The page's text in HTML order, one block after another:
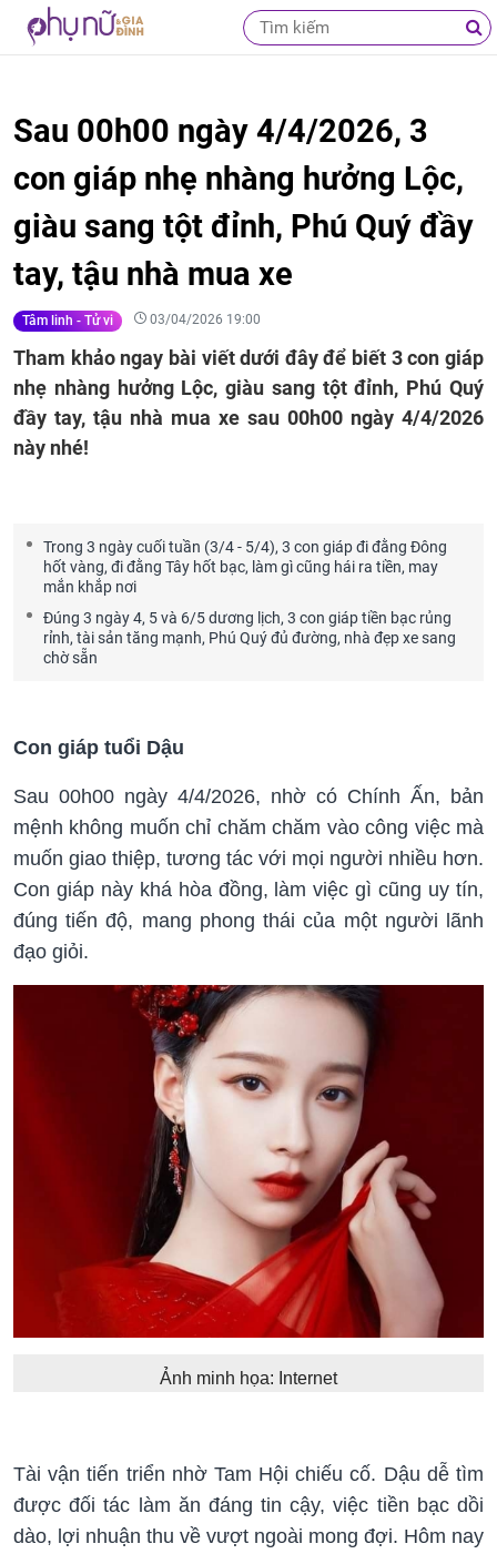
Sau 00h00 ngày 4/4/2026, 3
con giáp nhẹ nhàng hưởng Lộc,
giàu sang tột đỉnh, Phú Quý đầy
tay, tậu nhà mua xe
Tâm linh - Tử vi 03/04/2026 19:00
Tham khảo ngay bài viết dưới đây để biết 3 con giáp
nhẹ nhàng hưởng Lộc, giàu sang tột đỉnh, Phú Quý
đầy tay, tậu nhà mua xe sau 00h00 ngày 4/4/2026
này nhé!
Trong 3 ngày cuối tuần (3/4 - 5/4), 3 con giáp đi đằng Đông
hốt vàng, đi đằng Tây hốt bạc, làm gì cũng hái ra tiền, may
mắn khắp nơi
Đúng 3 ngày 4, 5 và 6/5 dương lịch, 3 con giáp tiền bạc rủng
rỉnh, tài sản tăng mạnh, Phú Quý đủ đường, nhà đẹp xe sang
chờ sẵn
Con giáp tuổi Dậu
Sau 00h00 ngày 4/4/2026, nhờ có Chính Ấn, bản
mệnh không muốn chỉ chăm chăm vào công việc mà
muốn giao thiệp, tương tác với mọi người nhiều hơn.
Con giáp này khá hòa đồng, làm việc gì cũng uy tín,
đúng tiến độ, mang phong thái của một người lãnh
đạo giỏi.
Ảnh minh họa: Internet
Tài vận tiến triển nhờ Tam Hội chiếu cố. Dậu dễ tìm
được đối tác làm ăn đáng tin cậy, việc tiền bạc dồi
dào, lợi nhuận thu về vượt ngoài mong đợi. Hôm nay